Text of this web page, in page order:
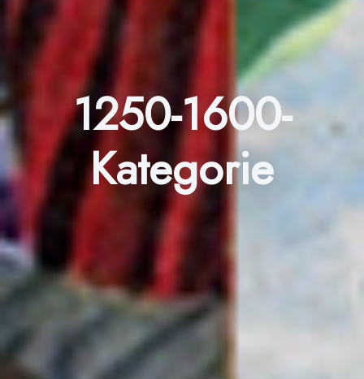
1250-1600-
Kategorie